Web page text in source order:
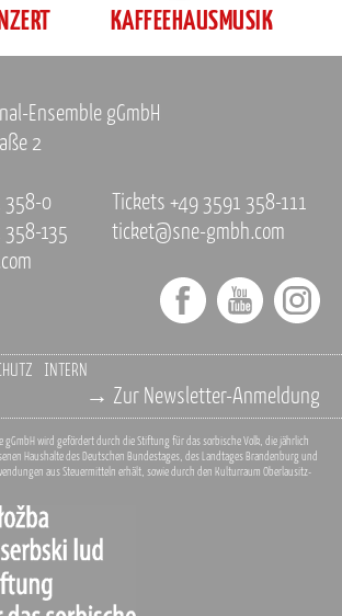
KAFFEEHAUSMUSIK
Ensemble gGmbH
2
358-0
358-135
Tickets +49 3591 358-111
ticket@sne-gmbh.com
INTERN
→ Zur Newsletter-Anmeldung
gGmbH wird gefördert durch die Stiftung für das sorbische Volk, die jährlich
Haushalte des Deutschen Bundestages, des Landtages Brandenburg und
aus Steuermitteln erhält, sowie durch den Kulturraum Oberlausitz-